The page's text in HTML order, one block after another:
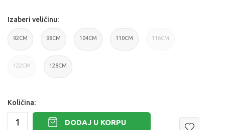
Izaberi veličinu:
92CM 98CM 104CM 110CM 116CM
122CM 128CM
Količina:
DODAJ U KORPU